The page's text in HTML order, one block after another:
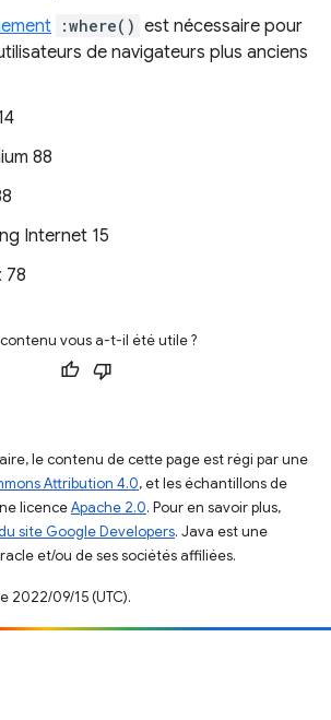
:where() est nécessaire pour
de navigateurs plus anciens
88
Internet 15
78
vous a-t-il été utile ?
le contenu de cette page est régi par une
Attribution 4.0, et les échantillons de
licenceApache 2.0. Pour en savoir plus,
site Google Developers. Java est une
et/ou de ses sociétés affiliées.
2022/09/15 (UTC).